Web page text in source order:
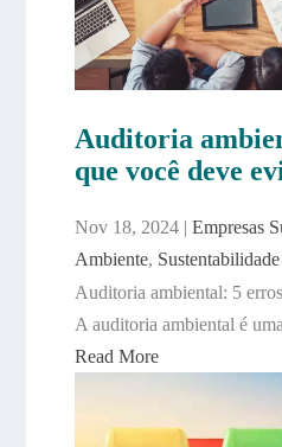
Auditoria
que você deve
Nov 18, 2024| Empresas
Ambiente, Sustentabilidade
Auditoria ambiental: 5
A auditoria ambiental é
Read More